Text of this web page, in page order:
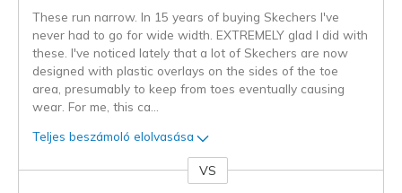
These run narrow. In 15 years of buying Skechers I've
never had to go for wide width. EXTREMELY glad I did with
these. I've noticed lately that a lot of Skechers are now
designed with plastic overlays on the sides of the toe
area, presumably to keep from toes eventually causing
wear. For me, this ca
Teljes beszámoló elolvasása
VS